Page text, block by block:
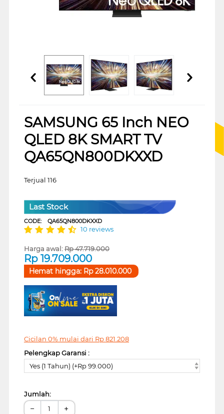
SAMSUNG 65 Inch NEO
QLED 8K SMART TV
QA65QN800DKXXD
Terjual 116
Last Stock
CODE: QA65QN800DKXXD
10 reviews
Harga awal:Rp47.719.000
Rp 19.709.000
Hemat hingga: Rp28.010.000
Cicilan 0% mulai dari Rp821.208
Pelengkap Garansi :
Yes (1 Tahun) (+Rp 99.000)
Jumlah:
− +